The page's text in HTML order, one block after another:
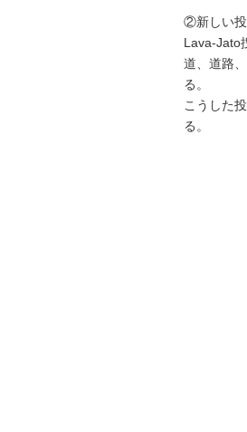
②新しい
Lava-Jato
道、道路
る。
こうした
る。